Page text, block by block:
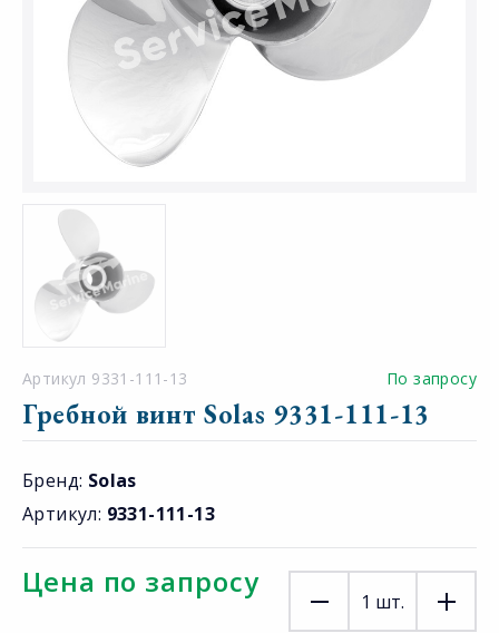
Артикул 9331-111-13 По запросу
Гребной винт Solas 9331-111-13
Бренд: Solas
Артикул: 9331-111-13
Цена по запросу
1 шт.